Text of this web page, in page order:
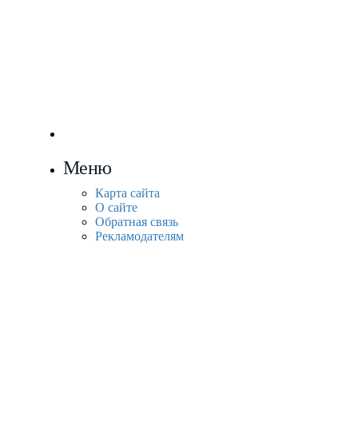
Меню
Карта сайта
О сайте
Обратная связь
Рекламодателям